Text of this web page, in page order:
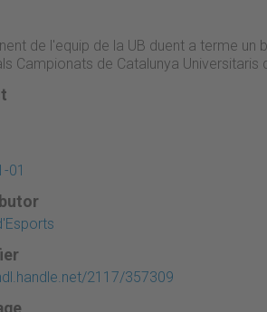
de l'equip de la UB duent a terme un
Campionats de Catalunya Universitaris
01
2117/357309